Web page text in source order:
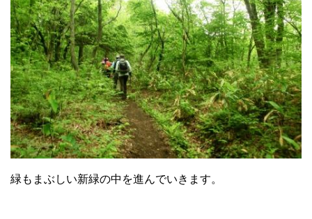
緑もまぶしい新緑の中を進んでいきます。